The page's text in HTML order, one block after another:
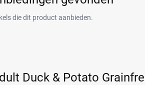
die dit product aanbieden.
Duck & Potato